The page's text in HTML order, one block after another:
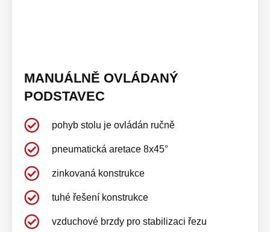
MANUÁLNĚ OVLÁDANÝ
PODSTAVEC
pohyb stolu je ovládán ručně
pneumatická aretace 8x45°
zinkovaná konstrukce
tuhé řešení konstrukce
vzduchové brzdy pro stabilizaci řezu